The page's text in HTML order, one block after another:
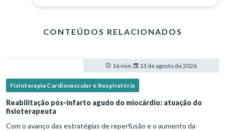
CONTEÚDOS RELACIONADOS
16 min. 13 de agosto de 2026
Fisioterapia Cardiovascular e Respiratória
Reabilitação pós-infarto agudo do miocárdio: atuação do
fisioterapeuta
Com o avanço das estratégias de reperfusão e o aumento da